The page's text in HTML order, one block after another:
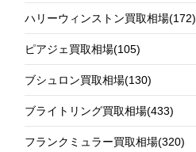
ハリーウィンストン買取相場(172)
ピアジェ買取相場(105)
ブシュロン買取相場(130)
ブライトリング買取相場(433)
フランクミュラー買取相場(320)